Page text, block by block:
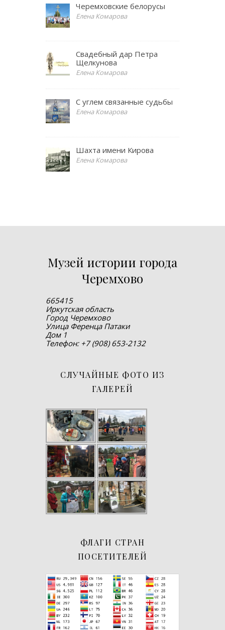
Черемховские белорусы
Елена Комарова
Свадебный дар Петра
Щелкунова
Елена Комарова
С углем связанные судьбы
Елена Комарова
Шахта имени Кирова
Елена Комарова
Музей истории города
Черемхово
665415
Иркутская область
Город Черемхово
Улица Ференца Патаки
Дом 1
Телефон: +7 (908) 653-2132
СЛУЧАЙНЫЕ ФОТО ИЗ
ГАЛЕРЕЙ
ФЛАГИ СТРАН
ПОСЕТИТЕЛЕЙ